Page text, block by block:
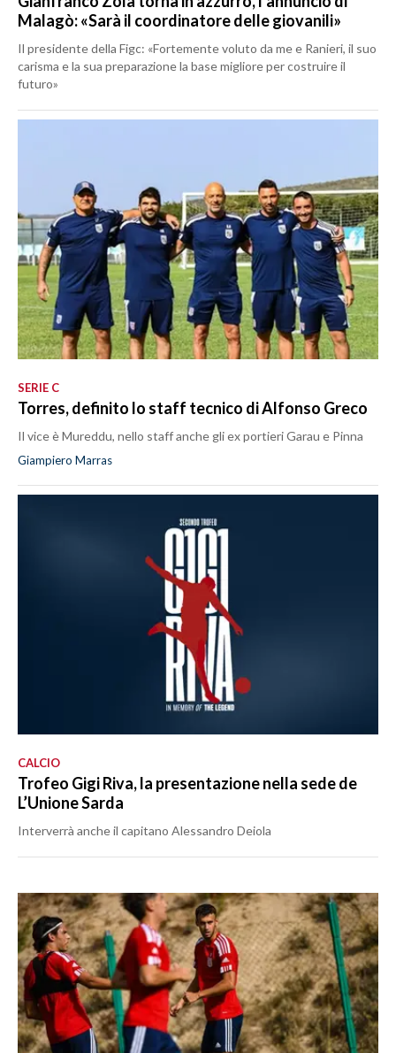
Malagò: «Sarà il coordinatore delle giovanili»
Il presidente della Figc: «Fortemente voluto da me e Ranieri, il suo
carisma e la sua preparazione la base migliore per costruire il
futuro»
SERIE C
Torres, definito lo staff tecnico di Alfonso Greco
Il vice è Mureddu, nello staff anche gli ex portieri Garau e Pinna
Giampiero Marras
CALCIO
Trofeo Gigi Riva, la presentazione nella sede de
L’Unione Sarda
Interverrà anche il capitano Alessandro Deiola